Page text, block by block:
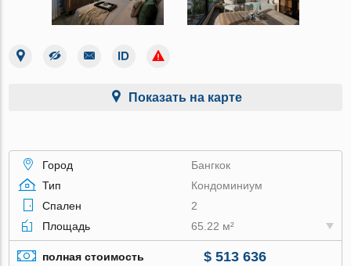
Показать на карте
Город
Бангкок
Тип
Кондоминиум
Спален
2
Площадь
65.22 м²
полная стоимость $ 513 636